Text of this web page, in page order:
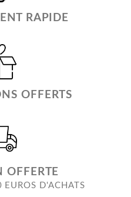
RAPIDE
OFFERTS
OFFERTE
EUROS D'ACHATS